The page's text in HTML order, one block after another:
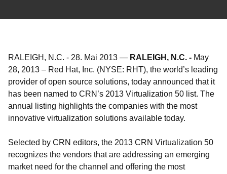
RALEIGH, N.C. - 28. Mai 2013 — RALEIGH, N.C. - May
28, 2013 – Red Hat, Inc. (NYSE: RHT), the world’s leading
provider of open source solutions, today announced that it
has been named to CRN’s 2013 Virtualization 50 list. The
annual listing highlights the companies with the most
innovative virtualization solutions available today.
Selected by CRN editors, the 2013 CRN Virtualization 50
recognizes the vendors that are addressing an emerging
market need for the channel and offering the most